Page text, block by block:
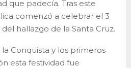
que padecía. Tras este
comenzó a celebrar el 3
hallazgo de la Santa Cruz.
Conquista y los primeros
esta festividad fue